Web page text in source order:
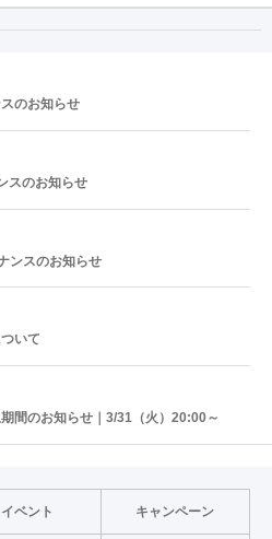
のお知らせ
スのお知らせ
ンスのお知らせ
いて
間のお知らせ｜3/31（火）20:00～
イベント キャンペーン